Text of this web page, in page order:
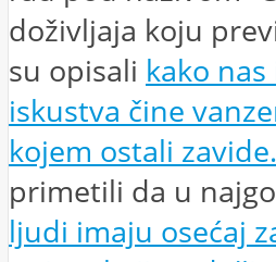
doživljaja koju
su opisali kako
iskustva čine
kojem ostali zavide.
primetili da u
ljudi imaju osećaj